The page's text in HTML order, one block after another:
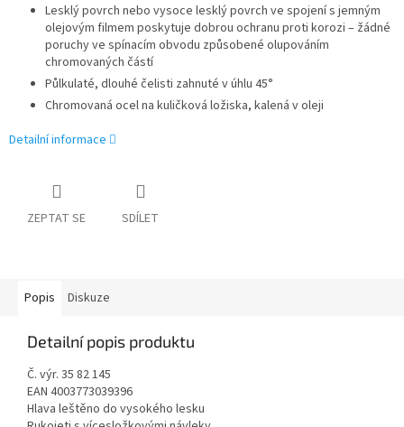
Lesklý povrch nebo vysoce lesklý povrch ve spojení s jemným
olejovým filmem poskytuje dobrou ochranu proti korozi – žádné
poruchy ve spínacím obvodu způsobené olupováním
chromovaných částí
Půlkulaté, dlouhé čelisti zahnuté v úhlu 45°
Chromovaná ocel na kuličková ložiska, kalená v oleji
Detailní informace
ZEPTAT SE SDÍLET
Popis Diskuze
Detailní popis produktu
Č. výr. 35 82 145
EAN 4003773039396
Hlava leštěno do vysokého lesku